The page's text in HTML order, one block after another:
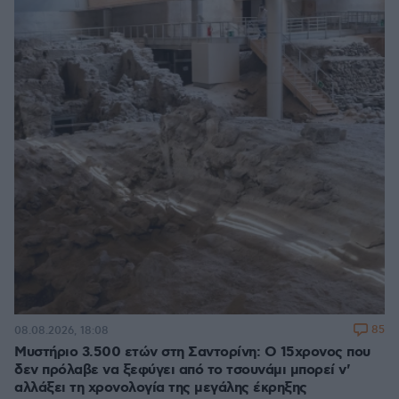
Μυστήριο 3.500 ετών στη Σαντορίνη: Ο 15χρονος που
δεν πρόλαβε να ξεφύγει από το τσουνάμι μπορεί ν'
αλλάξει τη χρονολογία της μεγάλης έκρηξης
08.08.2026, 18:08 85